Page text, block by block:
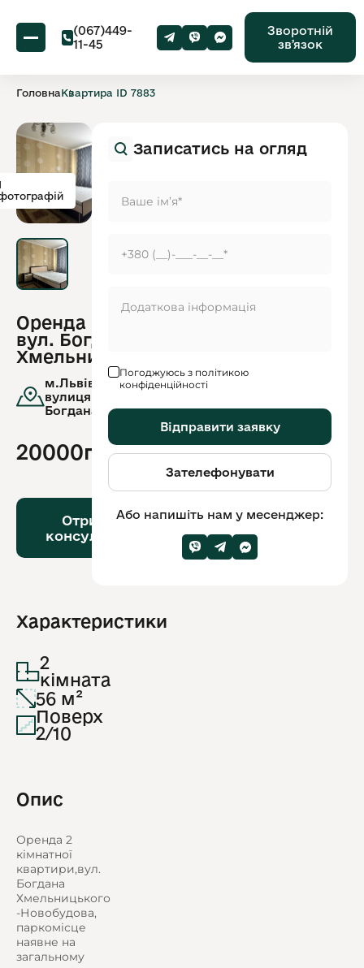
(067)449-
11-45
Зворотній
звʼязок
ГоловнаКвартира ID 7883
Оренда квартири
вул. Богдана
Хмельницького
м.Львів,
вулиця.Хмельницького
Богдана, 285
20000грн
Отримати
консультацію
напишіть
у
месенджер:
Характеристики
2
кімната
56 м²
Поверх
2/10
Опис
Оренда 2
кімнатної
квартири,вул.
Богдана
Хмельницького
-Новобудова,
паркомісце
наявне на
загальному
Записатись на огляд
Погоджуюсь з політикою
конфіденційності
Відправити заявку
Зателефонувати
Або напишіть нам у месенджер: